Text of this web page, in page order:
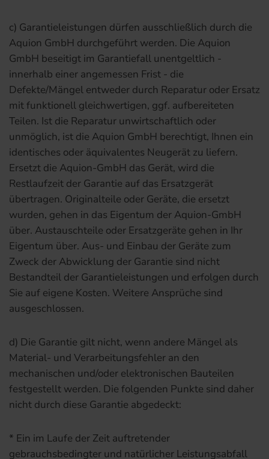
c) Garantieleistungen dürfen ausschließlich durch die
Aquion GmbH durchgeführt werden. Die Aquion
GmbH beseitigt im Garantiefall unentgeltlich -
innerhalb einer angemessen Frist - die
Defekte/Mängel entweder durch Reparatur oder Ersatz
mit funktionell gleichwertigen, ggf. aufbereiteten
Teilen. Ist die Reparatur unwirtschaftlich oder
unmöglich, ist die Aquion GmbH berechtigt, Ihnen ein
identisches oder äquivalentes Neugerät zu liefern.
Ersetzt die Aquion-GmbH das Gerät, wird die
Restlaufzeit der Garantie auf das Ersatzgerät
übertragen. Originalteile oder Geräte, die ersetzt
wurden, gehen in das Eigentum der Aquion-GmbH
über. Austauschteile oder Ersatzgeräte gehen in Ihr
Eigentum über. Aus- und Einbau der Geräte zum
Zweck der Abwicklung der Garantie sind nicht
Bestandteil der Garantieleistungen und erfolgen durch
Sie auf eigene Kosten. Weitere Ansprüche sind
ausgeschlossen.
d) Die Garantie gilt nicht, wenn andere Mängel als
Material- und Verarbeitungsfehler an den
mechanischen und/oder elektronischen Bauteilen
festgestellt werden. Die folgenden Punkte sind daher
nicht durch diese Garantie abgedeckt:
* Ein im Laufe der Zeit auftretender
gebrauchsbedingter und natürlicher Leistungsabfall